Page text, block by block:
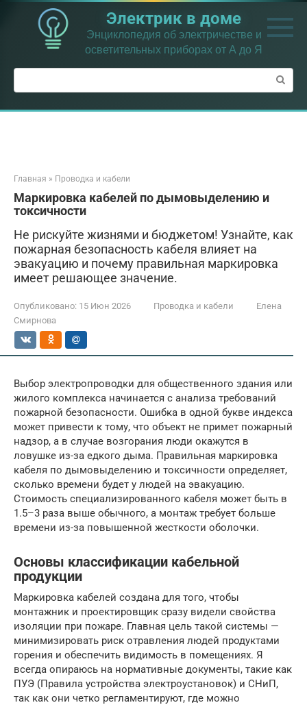
Перейти
контенту
Электрик в доме
Энциклопедия об электричестве и
осветительных приборах от А до Я
Поиск:
Главная » Проводка и кабели
Маркировка кабелей по дымовыделению и
токсичности
Не рискуйте жизнями и бюджетом! Узнайте, как
пожарная безопасность кабеля влияет на
эвакуацию и почему правильная маркировка
имеет решающее значение.
Опубликовано: 15 Июн 2026 Проводка и кабели
Елена
Смирнова
Выбор электропроводки для общественного здания или
жилого комплекса начинается с анализа требований
пожарной безопасности. Ошибка в одной букве индекса
может привести к тому, что объект не примет пожарный
надзор, а в случае возгорания люди окажутся в
ловушке из-за едкого дыма. Правильная маркировка
кабеля по дымовыделению и токсичности определяет,
сколько времени будет у людей на эвакуацию.
Стоимость специализированного кабеля может быть в
1.5–3 раза выше обычного, а монтаж требует больше
времени из-за повышенной жесткости оболочки.
Основы классификации кабельной
продукции
Маркировка кабелей создана для того, чтобы
монтажник и проектировщик сразу видели свойства
изоляции при пожаре. Главная цель такой системы —
минимизировать риск отравления людей продуктами
горения и обеспечить видимость в помещениях. Я
всегда опираюсь на нормативные документы, такие как
ПУЭ (Правила устройства электроустановок) и СНиП,
так как они четко регламентируют, где можно